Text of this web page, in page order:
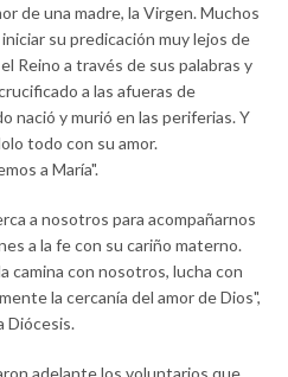
de una madre, la Virgen. Muchos
su predicación muy lejos de
Reino a través de sus palabras y
a las afueras de
nació y murió en las periferias. Y
todo con su amor.
a María".
a nosotros para acompañarnos
a la fe con su cariño materno.
camina con nosotros, lucha con
la cercanía del amor de Dios",
Diócesis.
adelante los voluntarios que